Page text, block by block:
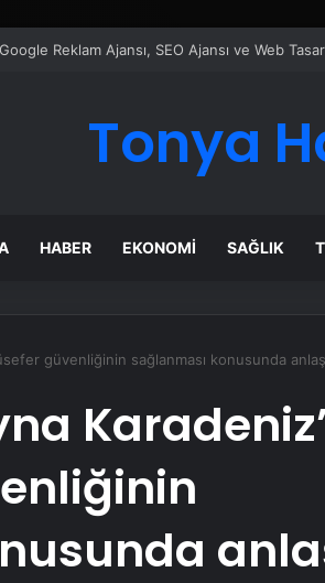
Dijital Taşımacılık Yazılımı
Tonya
HABER EKONOMI SAĞLIK
güvenliğinin sağlanması konusunda